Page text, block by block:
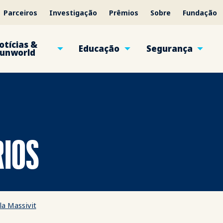
Parceiros Investigação Prêmios Sobre Fundação
& Educação Segurança
Massivit